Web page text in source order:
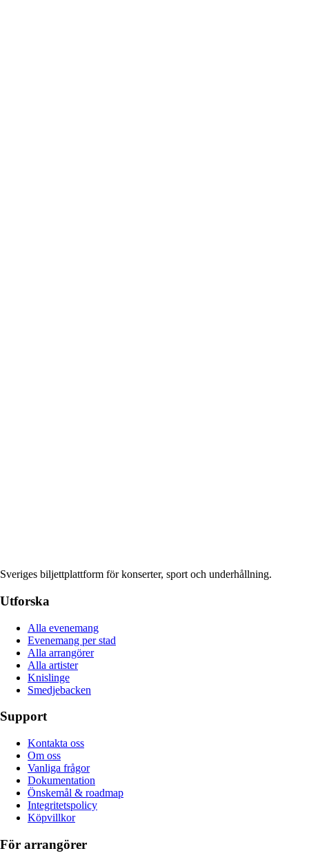
Sveriges biljettplattform för konserter, sport och underhållning.
Utforska
Alla evenemang
Evenemang per stad
Alla arrangörer
Alla artister
Knislinge
Smedjebacken
Support
Kontakta oss
Om oss
Vanliga frågor
Dokumentation
Önskemål & roadmap
Integritetspolicy
Köpvillkor
För arrangörer